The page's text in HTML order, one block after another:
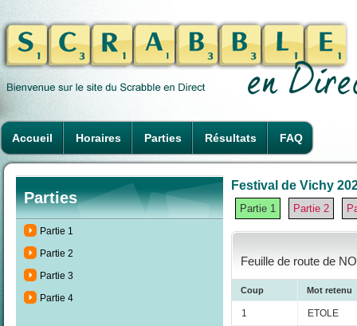
Accueil Horaires Parties Résultats FAQ
Parties
Partie 1
Partie 2
Partie 3
Partie 4
Festival de Vichy
Partie 1 Partie 2
Feuille de route de
Coup Mot retenu
1 ETOLE